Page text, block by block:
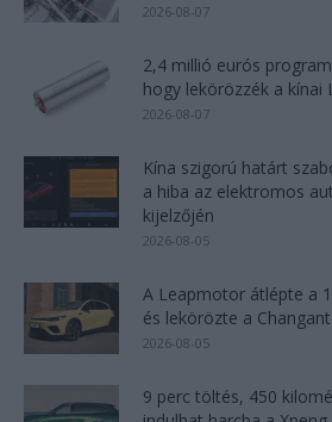
2026-08-07
2,4 millió eurós
hogy lekörözzék a kínai
2026-08-07
Kína szigorú határt
a hiba az elektromos
kijelzőjén
2026-08-05
A Leapmotor átlépte a
és lekörözte a Changant
2026-08-05
9 perc töltés, 450